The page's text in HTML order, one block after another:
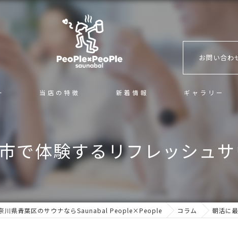
お問い合わ
当店の特徴
サ活
カフェ＆バー
新着情報 ギャラリー
で体験するリフレッシュ
川県青葉区のサウナならSaunabal People×People コラム 朝活に